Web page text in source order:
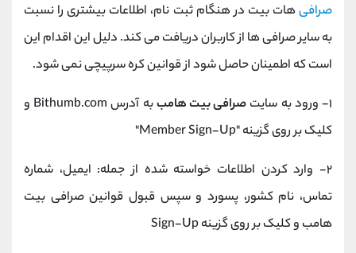
صرافیهات بیت در هنگام ثبت نام، اطلاعات بیشتری را نسبت
به سایر صرافی ها از کاربران دریافت می کند. دلیل این اقدام این
است که اطمینان حاصل شود از قوانین کره سرپیچی نمی شود.
۱- ورود به سایت
صرافی بیت هامب
به آدرس Bithumb.com و
کلیک بر روی گزینه "Member Sign-Up"
۲- وارد کردن اطلاعات خواسته شده از جمله: ایمیل، شماره
تماس، نام کشور، پسورد و سپس قبول قوانین صرافی بیت
هامب و کلیک بر روی گزینه Sign-Up